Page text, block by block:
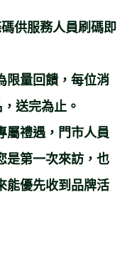
供服務人員刷碼即
限量回饋，每位消
送完為止。
屬禮遇，門市人員
是第一次來訪，也
能優先收到品牌活